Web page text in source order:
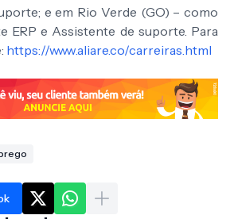
e em Rio Verde (GO) – como
ERP e Assistente de suporte. Para
https://www.aliare.co/carreiras.html